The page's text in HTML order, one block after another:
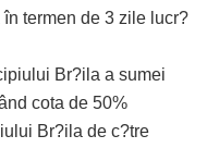
termen de 3 zile lucr?
Br?ila a sumei
cota de 50%
Br?ila de c?tre